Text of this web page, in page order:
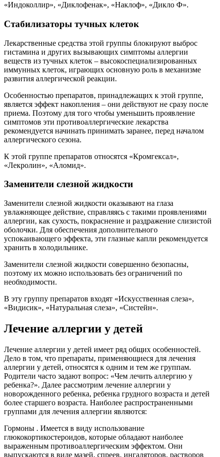
«Индоколлир», «Диклофенак», «Наклоф», «Дикло Ф».
Стабилизаторы тучных клеток
Лекарственные средства этой группы блокируют выброс
гистамина и других вызывающих симптомы аллергии
веществ из тучных клеток – высокоспециализированных
иммунных клеток, играющих основную роль в механизме
развития аллергической реакции.
Особенностью препаратов, принадлежащих к этой группе,
является эффект накопления – они действуют не сразу после
приема. Поэтому для того чтобы уменьшить проявление
симптомов эти противоаллергические лекарства
рекомендуется начинать принимать заранее, перед началом
аллергического сезона.
К этой группе препаратов относятся «Кромгексал»,
«Лекролин», «Аломид».
Заменители слезной жидкости
Заменители слезной жидкости оказывают на глаза
увлажняющее действие, справляясь с такими проявлениями
аллергии, как сухость, покраснение и раздражение слизистой
оболочки. Для обеспечения дополнительного
успокаивающего эффекта, эти глазные капли рекомендуется
хранить в холодильнике.
Заменители слезной жидкости совершенно безопасны,
поэтому их можно использовать без ограничений по
необходимости.
В эту группу препаратов входят «Искусственная слеза»,
«Видисик», «Натуральная слеза», «Систейн».
Лечение аллергии у детей
Лечение аллергии у детей имеет ряд общих особенностей.
Дело в том, что препараты, применяющиеся для лечения
аллергии у детей, относятся к одним и тем же группам.
Родители часто задают вопрос: «Чем лечить аллергию у
ребенка?». Далее рассмотрим лечение аллергии у
новорожденного ребенка, ребенка грудного возраста и детей
более старшего возраста. Наиболее распространенными
группами для лечения аллергии являются:
Гормоны . Имеется в виду использование
глюкокортикостероидов, которые обладают наиболее
выраженным противоаллергическим эффектом. Они
выпускаются в виде мазей, спреев, ингаляторов, растворов